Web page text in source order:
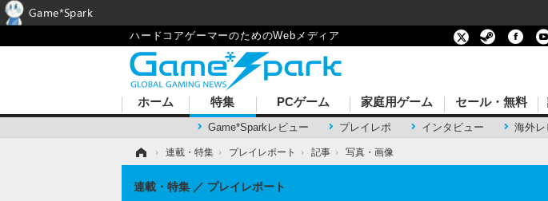
ハードコアゲーマーのためのWebメディア
ホーム 特集
Game*Sparkレビュー プレイレポ インタビュー 海外レ
PCゲーム 家庭用ゲーム セール・無料
› 連載・特集 › プレイレポート › 記事 › 写真・画像
連載・特集 プレイレポート
Game*Spark